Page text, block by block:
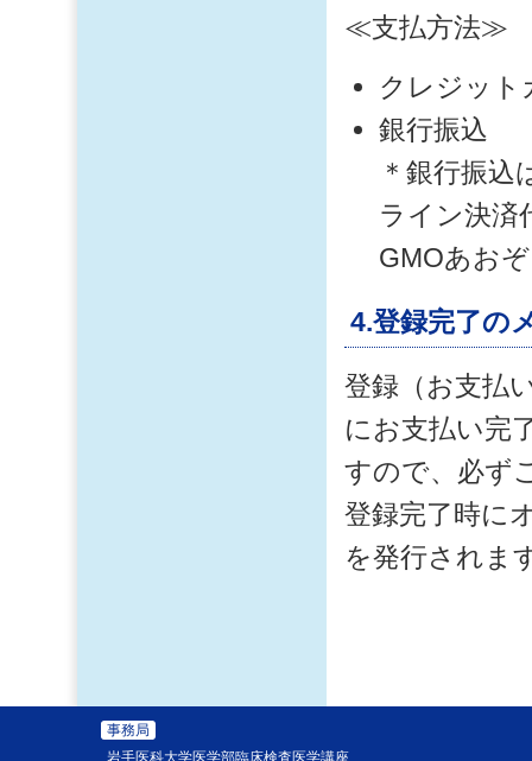
≪支払方法≫
クレジット
銀行振込
＊銀行振
ライン決済
GMOあお
4.登録完了の
登録（お支払
にお支払い完
すので、必ず
登録完了時に
を発行されま
事務局
岩手医科大学医学部臨床検査医学講座